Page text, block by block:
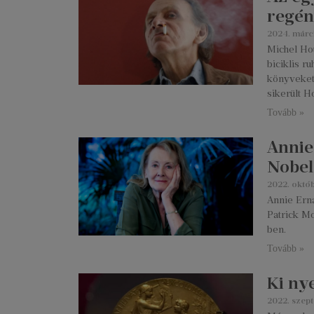
2024.
Michel
biciklis
sikerült
Tovább »
2022.
Annie
Patrick
ben.
Tovább »
Ki
2022.